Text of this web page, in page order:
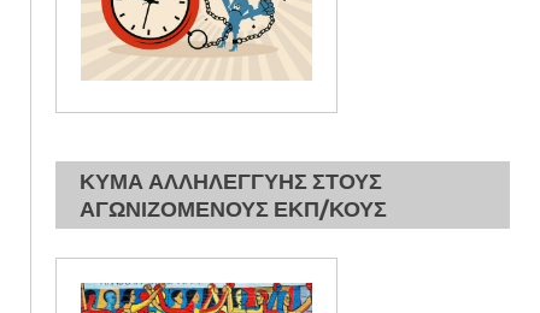
ΚΥΜΑ ΑΛΛΗΛΕΓΓΥΗΣ ΣΤΟΥΣ
ΑΓΩΝΙΖΟΜΕΝΟΥΣ ΕΚΠ/ΚΟΥΣ